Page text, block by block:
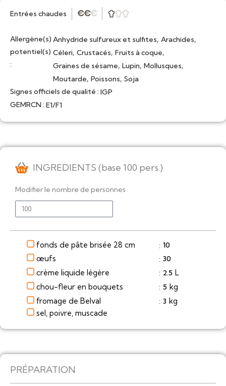
Entrées chaudes ★★★ 
Allergène(s)
potentiel(s)
:
Anhydride sulfureux et sulfites, Arachides,
Céleri, Crustacés, Fruits à coque,
Graines de sésame, Lupin, Mollusques,
Moutarde, Poissons, Soja
Signes officiels de qualité : IGP
GEMRCN : E1/F1
INGREDIENTS (base 100 pers.)
Modifier le nombre de personnes
fonds de pâte brisée 28 cm : 10
œufs : 30
crème liquide légère : 2.5 L
chou-fleur en bouquets
: 5 kg
fromage de Belval
: 3 kg
sel, poivre, muscade
PRÉPARATION